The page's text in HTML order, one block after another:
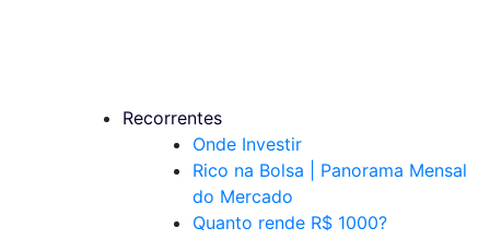
Recorrentes
Onde Investir
Rico na Bolsa | Panorama Mensal
do Mercado
Quanto rende R$ 1000?